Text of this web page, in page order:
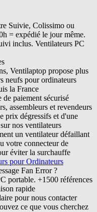
Suivie, Colissimo ou
= expédié le jour même.
inclus. Ventilateurs PC
Ventilaptop propose plus
neufs pour ordinateurs
la France
de paiement sécurisé
assembleurs et revendeurs
prix dégressifs et d'une
nos ventilateurs
un ventilateur défaillant
votre connecteur de
éviter la surchauffe
pour Ordinateurs
Fan Error ?
portable. +1500 références
rapide
pour nous contacter
ce que vous cherchez